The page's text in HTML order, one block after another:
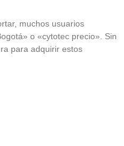
muchos usuarios
o «cytotec precio». Sin
para adquirir estos